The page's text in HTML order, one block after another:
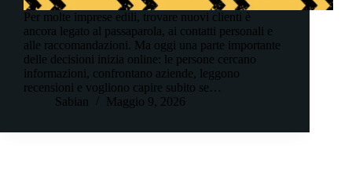
Per molte imprese edili, trovare nuovi clienti è
ancora legato al passaparola, ai contatti personali e
alle raccomandazioni. Ma oggi una parte importante
delle decisioni inizia online: le persone cercano
informazioni, confrontano aziende, leggono
recensioni e vogliono capire subito se…
Sabian
Maggio 9, 2026